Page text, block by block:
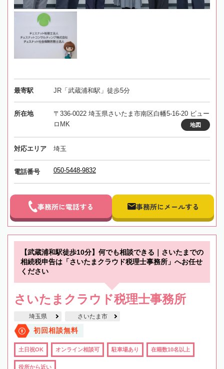
最寄駅 JR「武蔵浦和駅」徒歩5分
所在地
〒336-0022 埼玉県さいたま市南区白幡5-16-20 ビュー
ロMK
地図
対応エリア 埼玉
電話番号 050-5448-9832
事務所に電話する 事務所にメールする
【武蔵浦和駅徒歩10分】何でも相談できる｜さいたまでの
相続税申告は「さいたまクラウド税理士事務所」へお任せ
ください
さいたまクラウド税理士事務所
埼玉県 さいたま市
初回相談無料
土日祝OK オンライン相談可 駐車場あり 在籍数10名以上
役所から近い